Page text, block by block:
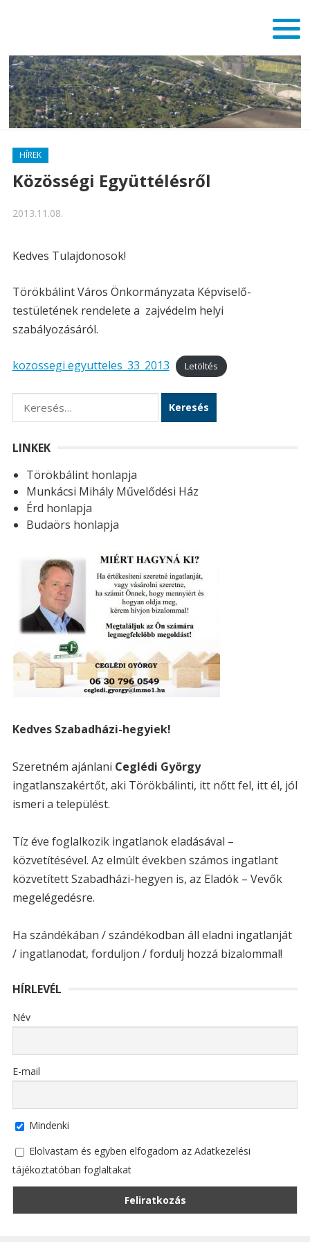
HÍREK
Közösségi Együttélésről
2013.11.08.
Kedves Tulajdonosok!
Törökbálint Város Önkormányzata Képviselő-
testületének rendelete a zajvédelm helyi
szabályozásáról.
kozossegi egyutteles_33_2013 Letöltés
e
s
é
s
LINKEK
Törökbálint honlapja
Munkácsi Mihály Művelődési Ház
Érd honlapja
Budaörs honlapja
Kedves Szabadházi-hegyiek!
Szeretném ajánlani Ceglédi György
ingatlanszakértőt, aki Törökbálinti, itt nőtt fel, itt él, jól
ismeri a települést.
Tíz éve foglalkozik ingatlanok eladásával –
közvetítésével. Az elmúlt években számos ingatlant
közvetített Szabadházi-hegyen is, az Eladók – Vevők
megelégedésre.
Ha szándékában / szándékodban áll eladni ingatlanját
/ ingatlanodat, forduljon / fordulj hozzá bizalommal!
HÍRLEVÉL
Név
E-mail
Mindenki
Elolvastam és egyben elfogadom az Adatkezelési
tájékoztatóban foglaltakat